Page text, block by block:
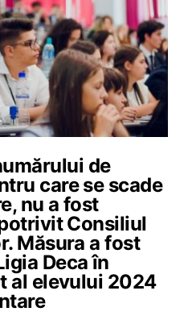
de
care se scade
nu a fost
Consiliul
Măsura a fost
Deca în
al elevului 2024